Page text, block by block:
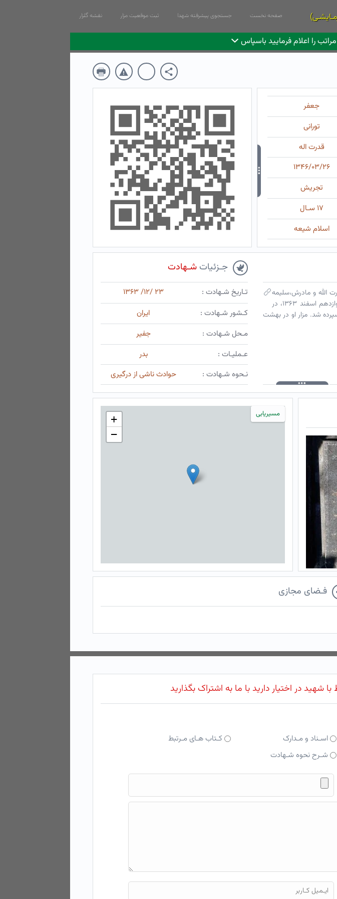
صفحه نخست جستجوی پیشرفته شهدا ثبت موقعیت مزار نقشه گلزار
را اعلام فرمایید باسپاس
جعفر
تورانی
قدرت اله
۱۳۴۶/۰۳/۲۶
تجریش
۱۷ سـال
اسلام شیعه
قدرت الله و مادرش،سلیمه
نام داشت. تا سوم متوسطه درس خواند. به عنوان بسیجیی در جبهه حضور یافت. دوازدهم اسفند ۱۳۶۳، در
شد. مزار او در بهشت
جـزئیاتشـهادت
تـاریخ شـهادت :
۲۳ /۱۲/ ۱۳۶۳
کـشور شـهادت :
ایران
مـحل شـهادت :
جفیر
عـملیـات :
بدر
نـحوه شـهادت :
حوادث ناشی از درگیری
مسیریابی
+
−
فـضای مجازی
شهید در اختیار دارید با ما به اشتراک بگذارید
اسـناد و مـدارک
کـتاب هـای مـرتبط
شـرح نحوه شـهادت
فایل محتوای ارسالی